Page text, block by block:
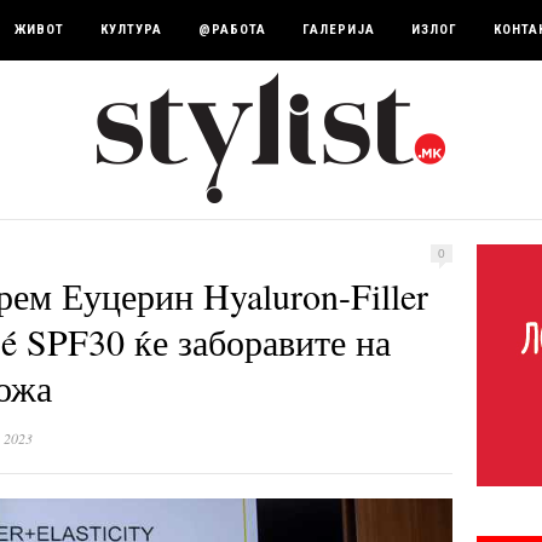
ЖИВОТ КУЛТУРА @РАБОТА ГАЛЕРИЈА ИЗЛОГ
0
Еуцерин Hyaluron-Filler
ќе заборавите на